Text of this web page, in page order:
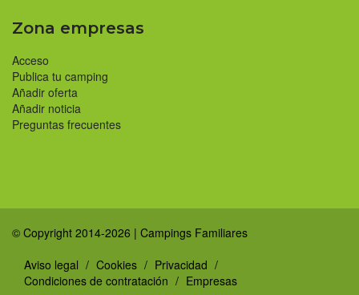
Zona empresas
Acceso
Publica tu camping
Añadir oferta
Añadir noticia
Preguntas frecuentes
© Copyright 2014-2026 | Campings Familiares
Aviso legal
Cookies
Privacidad
Condiciones de contratación
Empresas